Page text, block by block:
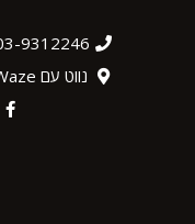
9312246
נווט עם Waze